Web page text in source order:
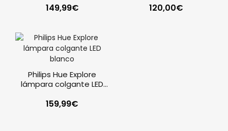
149,99€ 120,00€
Philips Hue Explore
lámpara colgante LED
159,99€